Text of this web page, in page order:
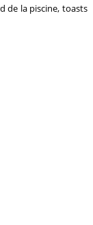
de la piscine, toasts